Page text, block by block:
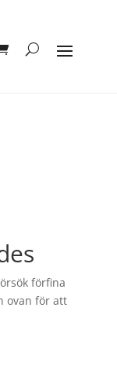
förfina
ovan för att